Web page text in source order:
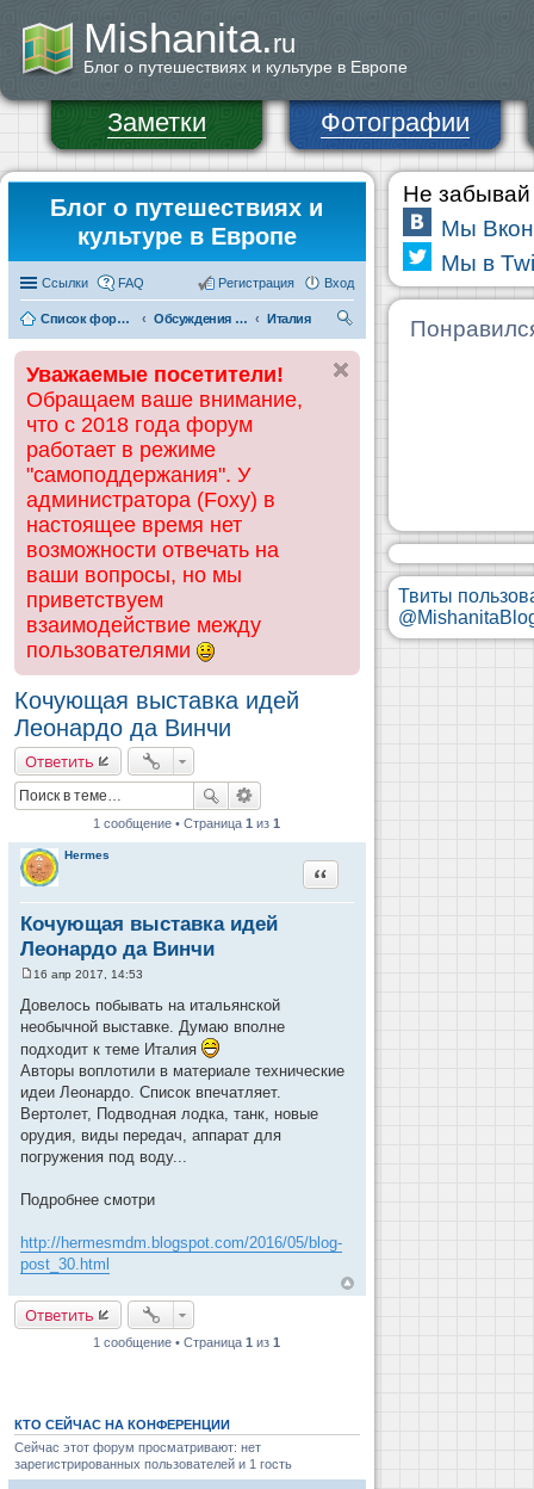
Mishanita.ru
Блог о путешествиях и культуре в Европе
Заметки Фотографии
Блог о путешествиях и
культуре в Европе
Ссылки FAQ Вход
Регистрация
Список форумов Обсуждения и информация по странам Италия
ск
Уважаемые посетители!
Обращаем ваше внимание,
что с 2018 года форум
работает в режиме
"самоподдержания". У
администратора (Foxy) в
настоящее время нет
возможности отвечать на
ваши вопросы, но мы
приветствуем
взаимодействие между
пользователями
Кочующая выставка идей
Леонардо да Винчи
Ответить
1 сообщение • Страница1 из1
Hermes
Кочующая выставка идей
Леонардо да Винчи
Цитата
о
б
е
н
е
16 апр 2017, 14:53
Довелось побывать на итальянской
необычной выставке. Думаю вполне
подходит к теме Италия
Авторы воплотили в материале технические
идеи Леонардо. Список впечатляет.
Вертолет, Подводная лодка, танк, новые
орудия, виды передач, аппарат для
погружения под воду...
Подробнее смотри
http://hermesmdm.blogspot.com/2016/05/blog-
post_30.html
Ответить
1 сообщение • Страница1 из1
КТО СЕЙЧАС НА КОНФЕРЕНЦИИ
Сейчас этот форум просматривают: нет
зарегистрированных пользователей и 1 гость
Не забывай
Мы
Мы в
Твиты